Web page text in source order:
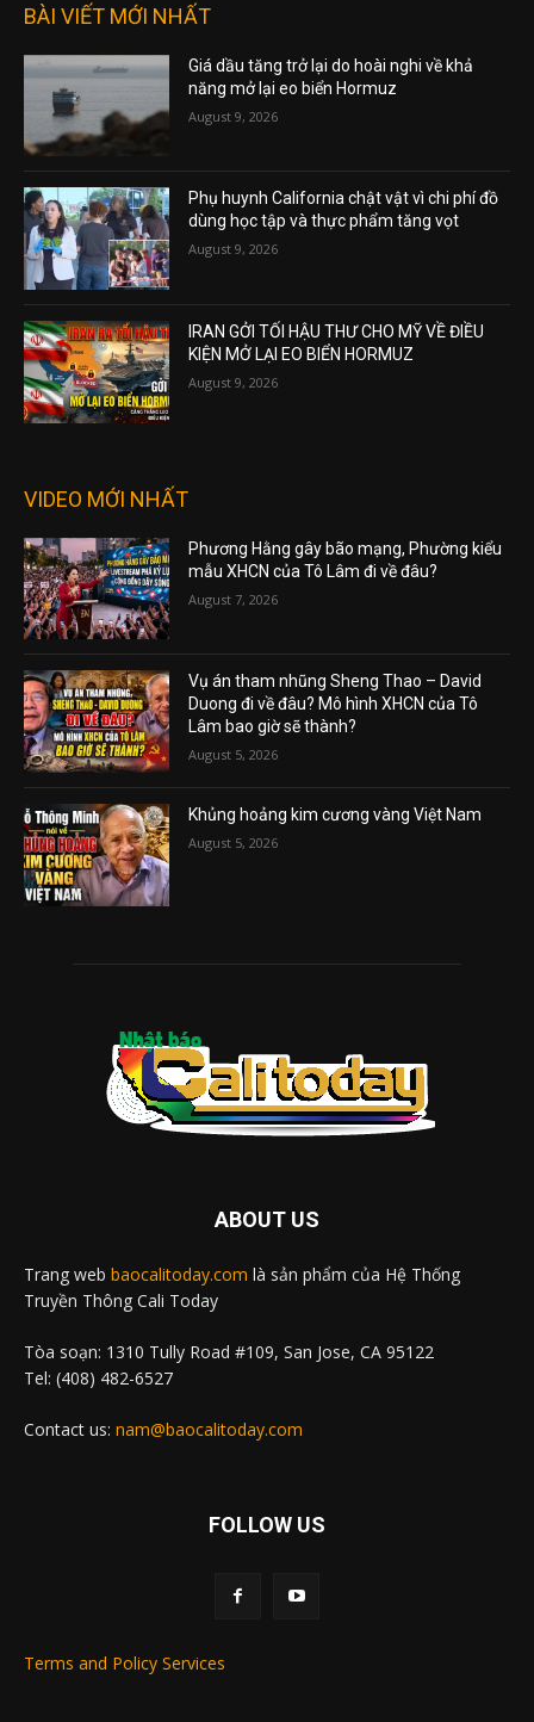
BÀI VIẾT MỚI NHẤT
Giá dầu tăng trở lại do hoài nghi về khả
năng mở lại eo biển Hormuz
August 9, 2026
Phụ huynh California chật vật vì chi phí đồ
dùng học tập và thực phẩm tăng vọt
August 9, 2026
IRAN GỞI TỐI HẬU THƯ CHO MỸ VỀ ĐIỀU
KIỆN MỞ LẠI EO BIỂN HORMUZ
August 9, 2026
VIDEO MỚI NHẤT
Phương Hằng gây bão mạng, Phường kiểu
mẫu XHCN của Tô Lâm đi về đâu?
August 7, 2026
Vụ án tham nhũng Sheng Thao – David
Duong đi về đâu? Mô hình XHCN của Tô
Lâm bao giờ sẽ thành?
August 5, 2026
Khủng hoảng kim cương vàng Việt Nam
August 5, 2026
ABOUT US
Trang web baocalitoday.com là sản phẩm của Hệ Thống
Truyền Thông Cali Today
Tòa soạn: 1310 Tully Road #109, San Jose, CA 95122
Tel: (408) 482-6527
Contact us: nam@baocalitoday.com
FOLLOW US
Terms and Policy Services